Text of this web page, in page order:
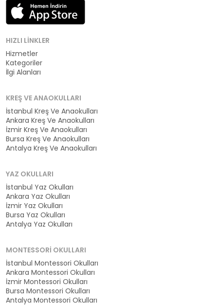
HIZLI LINKLER
Hizmetler
Kategoriler
İlgi Alanları
KREŞ VE ANAOKULLARI
İstanbul Kreş Ve Anaokulları
Ankara Kreş Ve Anaokulları
İzmir Kreş Ve Anaokulları
Bursa Kreş Ve Anaokulları
Antalya Kreş Ve Anaokulları
YAZ OKULLARI
İstanbul Yaz Okulları
Ankara Yaz Okulları
İzmir Yaz Okulları
Bursa Yaz Okulları
Antalya Yaz Okulları
MONTESSORI OKULLARI
İstanbul Montessori Okulları
Ankara Montessori Okulları
İzmir Montessori Okulları
Bursa Montessori Okulları
Antalya Montessori Okulları